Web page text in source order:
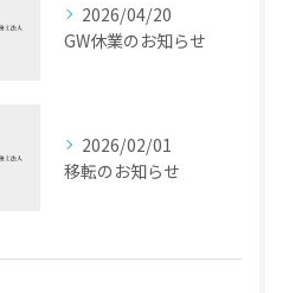
2026/04/20
GW休業のお知らせ
2026/02/01
移転のお知らせ